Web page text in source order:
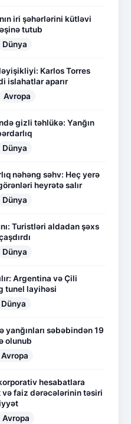
iri şəhərlərini kütləvi
tutub
Dünya
Karlos Torres
islahatlar aparır
Avropa
gizli təhlükə: Yanğın
Dünya
nəhəng səhv: Heç yerə
heyrətə salır
Dünya
Turistləri aldadan şəxs
Dünya
Argentina və Çili
tunel layihəsi
Dünya
yanğınları səbəbindən 19
olunub
Avropa
hesabatlara
və faiz dərəcələrinin təsiri
Avropa